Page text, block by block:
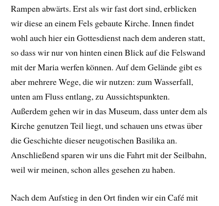
Rampen abwärts. Erst als wir fast dort sind, erblicken
wir diese an einem Fels gebaute Kirche. Innen findet
wohl auch hier ein Gottesdienst nach dem anderen statt,
so dass wir nur von hinten einen Blick auf die Felswand
mit der Maria werfen können. Auf dem Gelände gibt es
aber mehrere Wege, die wir nutzen: zum Wasserfall,
unten am Fluss entlang, zu Aussichtspunkten.
Außerdem gehen wir in das Museum, dass unter dem als
Kirche genutzen Teil liegt, und schauen uns etwas über
die Geschichte dieser neugotischen Basilika an.
Anschließend sparen wir uns die Fahrt mit der Seilbahn,
weil wir meinen, schon alles gesehen zu haben.
Nach dem Aufstieg in den Ort finden wir ein Café mit